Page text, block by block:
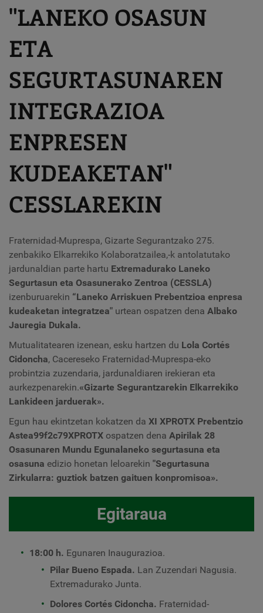
"LANEKO OSASUN
ETA
SEGURTASUNAREN
INTEGRAZIOA
ENPRESEN
KUDEAKETAN"
CESSLAREKIN
Fraternidad-Muprespa, Gizarte Segurantzako 275.
zenbakiko Elkarrekiko Kolaboratzailea,-k antolatutako
jardunaldian parte hartu Extremadurako Laneko
Segurtasun eta Osasunerako Zentroa (CESSLA)
izenburuarekin “Laneko Arriskuen Prebentzioa enpresa
kudeaketan integratzea" urtean ospatzen dena Albako
Jauregia Dukala.
Mutualitatearen izenean, esku hartzen du Lola Cortés
Cidoncha, Cacereseko Fraternidad-Muprespa-eko
probintzia zuzendaria, jardunaldiaren irekieran eta
aurkezpenarekin.«Gizarte Segurantzarekin Elkarrekiko
Lankideen jarduerak».
Egun hau ekintzetan kokatzen da XI XPROTX Prebentzio
Astea99f2c79XPROTX ospatzen dena Apirilak 28
Osasunaren Mundu Egunalaneko segurtasuna eta
osasuna edizio honetan leloarekin "Segurtasuna
Zirkularra: guztiok batzen gaituen konpromisoa».
Egitaraua
18:00 h. Egunaren Inaugurazioa.
Pilar Bueno Espada. Lan Zuzendari Nagusia.
Extremadurako Junta.
Dolores Cortés Cidoncha. Fraternidad-